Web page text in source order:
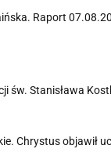
Raport
św. Stanisława
Chrystus objawił